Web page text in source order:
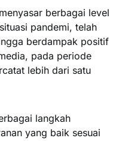
berbagai level
pandemi, telah
berdampak positif
pada periode
lebih dari satu
langkah
yang baik sesuai